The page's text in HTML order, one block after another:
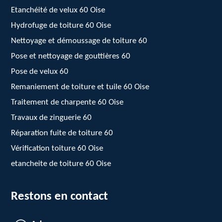
Etanchéité de velux 60 Oise
Hydrofuge de toiture 60 Oise
Nettoyage et démoussage de toiture 60
Pose et nettoyage de gouttières 60
Pose de velux 60
Remaniement de toiture et tuile 60 Oise
Traitement de charpente 60 Oise
Travaux de zinguerie 60
Réparation fuite de toiture 60
Vérification toiture 60 Oise
etancheite de toiture 60 Oise
Restons en contact